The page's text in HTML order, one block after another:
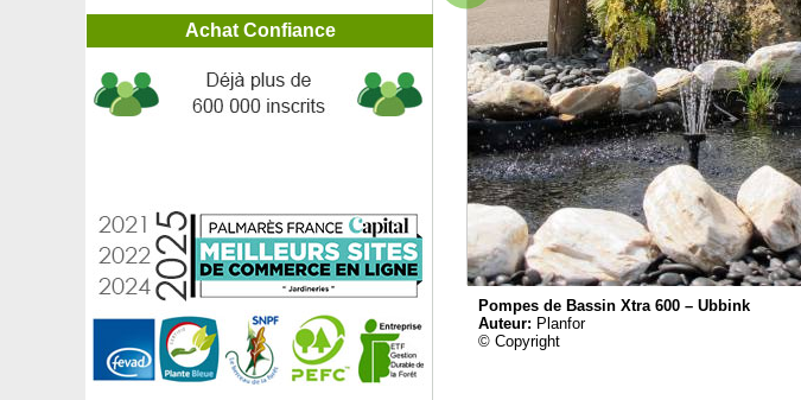
Achat Confiance
Pompes de Bassin Xtra 600 – Ubbink
Auteur: Planfor
© Copyright